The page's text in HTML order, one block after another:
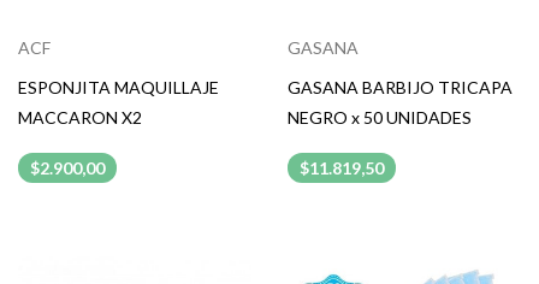
ACF
ESPONJITA MAQUILLAJE
MACCARON X2
$2.900,00
GASANA
GASANA BARBIJO TRICAPA
NEGRO x 50 UNIDADES
$11.819,50